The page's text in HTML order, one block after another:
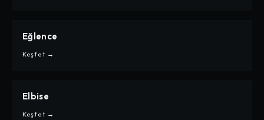
CARPE
EĞLENCE
Eğlence
Keşfet →
CARPE
ELBISE
Elbise
Keşfet →